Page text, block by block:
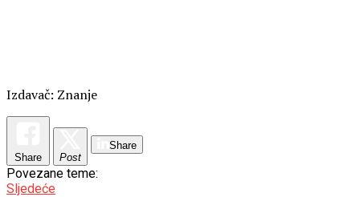
Izdavač: Znanje
Share Post
Share
Povezane teme:
Sljedeće